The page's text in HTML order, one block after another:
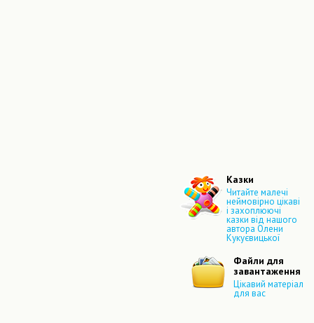
Казки
Читайте малечі
неймовірно цікаві
і захоплюючі
казки від нашого
автора Олени
Кукуєвицької
Файли для
завантаження
Цікавий матеріал
для вас